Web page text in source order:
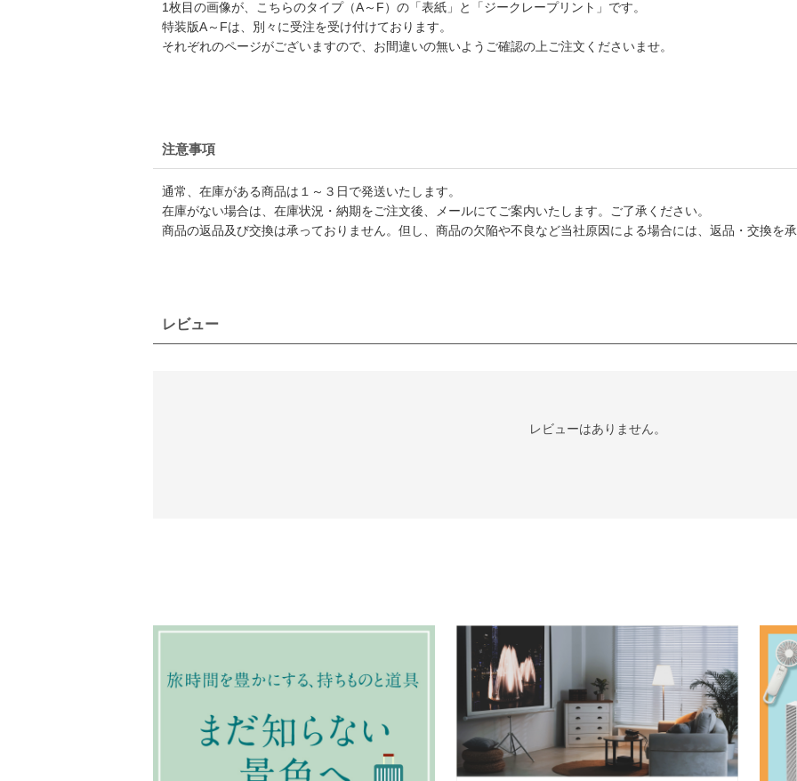
1枚目の画像が、こちらのタイプ（A～F）の「表紙」と「ジークレープリント」です。
特装版A～Fは、別々に受注を受け付けております。
それぞれのページがございますので、お間違いの無いようご確認の上ご注文くださいませ。
注意事項
通常、在庫がある商品は１～３日で発送いたします。
在庫がない場合は、在庫状況・納期をご注文後、メールにてご案内いたします。ご了承ください。
商品の返品及び交換は承っておりません。但し、商品の欠陥や不良など当社原因による場合には、返品・交換を
レビュー
レビューはありません。